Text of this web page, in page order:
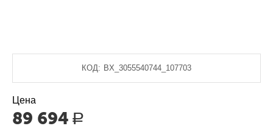
КОД: BX_3055540744_107703
Цена
89 694 Р